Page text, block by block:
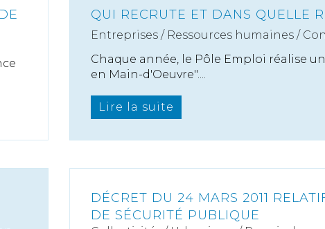
QUI RECRUTE ET DANS QUELLE
Entreprises / Ressources humaines /
Chaque année, le Pôle Emploi réalise
en Main-d'Oeuvre"....
Lire la suite
DÉCRET DU 24 MARS 2011
DE SÉCURITÉ PUBLIQUE